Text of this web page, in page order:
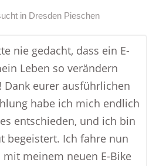
in Dresden Pieschen
nie gedacht, dass ein E-
Leben so verändern
Dank eurer ausführlichen
habe ich mich endlich
entschieden, und ich bin
begeistert. Ich fahre nun
mit meinem neuen E-Bike